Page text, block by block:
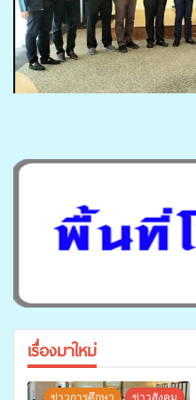
เรื่องมาใหม่
ข่าวการศึกษา ข่าวสังคม